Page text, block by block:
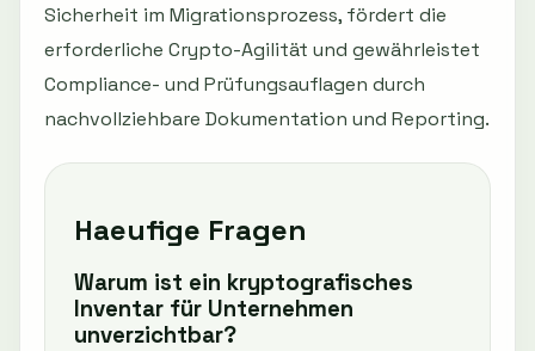
Sicherheit im Migrationsprozess, fördert die
erforderliche Crypto-Agilität und gewährleistet
Compliance- und Prüfungsauflagen durch
nachvollziehbare Dokumentation und Reporting.
Haeufige Fragen
Warum ist ein kryptografisches
Inventar für Unternehmen
unverzichtbar?